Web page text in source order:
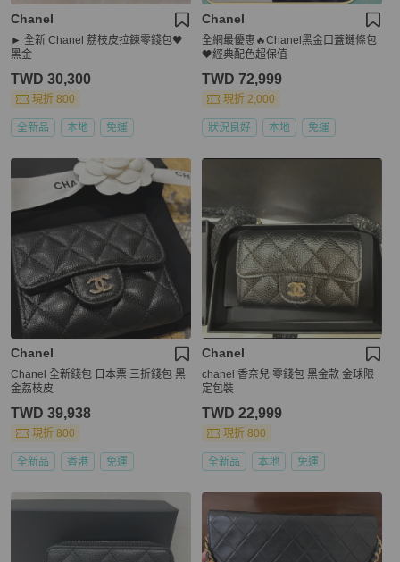
Chanel
► 全新 Chanel 荔枝皮拉鍊零錢包🖤
黑金
TWD 30,300
現折 800
全新品 本地 免運
Chanel
全網最優惠🔥Chanel黑金口蓋鏈條包
🖤經典配色超保值
TWD 72,999
現折 2,000
狀況良好 本地 免運
Chanel
Chanel 全新錢包 日本票 三折錢包 黑
金荔枝皮
TWD 39,938
現折 800
全新品 香港 免運
Chanel
chanel 香奈兒 零錢包 黑金款 金球限
定包裝
TWD 22,999
現折 800
全新品 本地 免運